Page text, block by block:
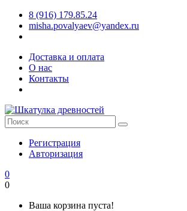
8 (916) 179.85.24
misha.povalyaev@yandex.ru
Доставка и оплата
О нас
Контакты
Регистрация
Авторизация
0
0
Ваша корзина пуста!